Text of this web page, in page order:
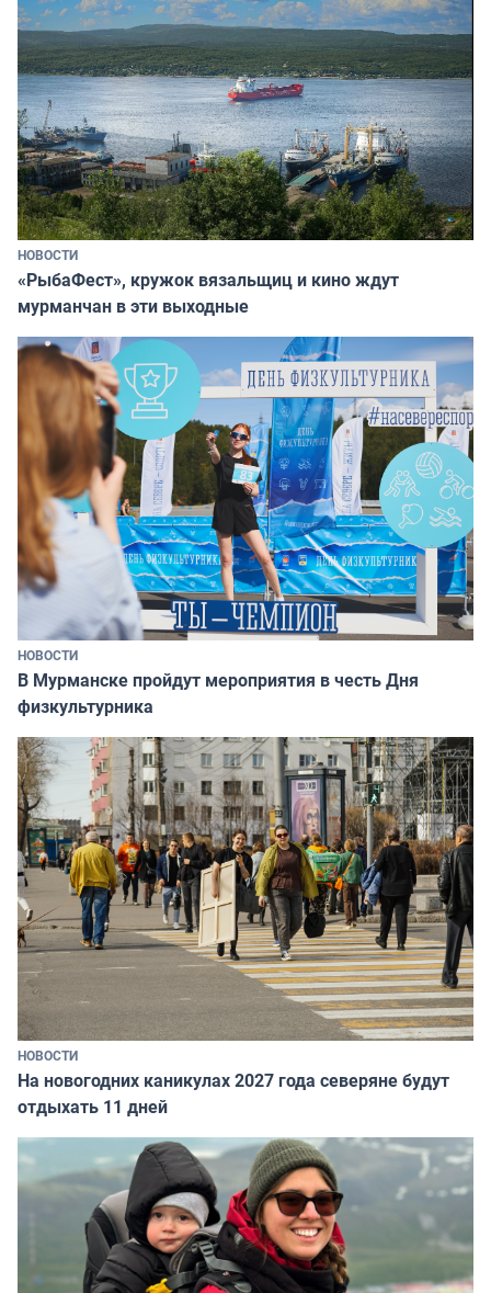
НОВОСТИ
«РыбаФест», кружок вязальщиц и кино ждут
мурманчан в эти выходные
НОВОСТИ
В Мурманске пройдут мероприятия в честь Дня
физкультурника
НОВОСТИ
На новогодних каникулах 2027 года северяне будут
отдыхать 11 дней